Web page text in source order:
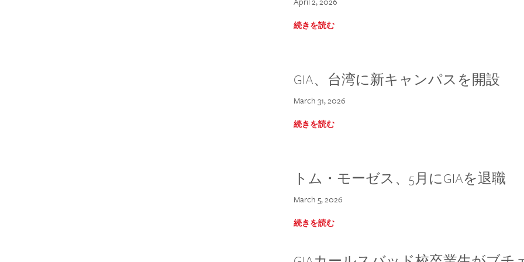
続きを読む
GIA、台湾に新キャンパスを開設
March 31, 2026
続きを読む
トム・モーゼス、5月にGIAを退職
March 5, 2026
続きを読む